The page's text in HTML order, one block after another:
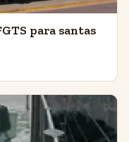
para santas